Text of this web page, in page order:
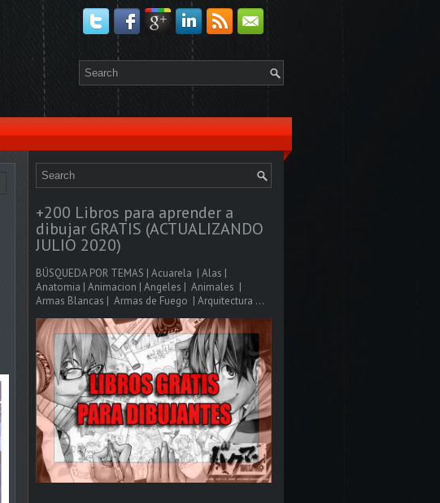
+200 Libros para aprender a
dibujar GRATIS (ACTUALIZANDO
JULIO 2020)
BÚSQUEDA POR TEMAS | Acuarela | Alas |
Anatomia | Animacion | Angeles | Animales |
Armas Blancas | Armas de Fuego | Arquitectura ...